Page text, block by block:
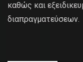
καθώς και
διαπραγματεύσεων.